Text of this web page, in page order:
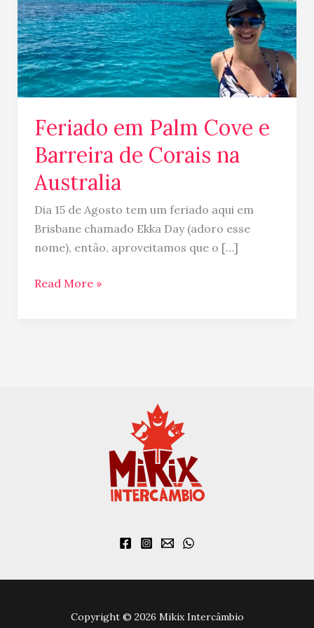
Feriado em Palm Cove e
Barreira de Corais na
Australia
Dia 15 de Agosto tem um feriado aqui em
Brisbane chamado Ekka Day (adoro esse
nome), então, aproveitamos que o […]
de
Corais
na
Australia
Read More »
Copyright © 2026 Mikix Intercâmbio